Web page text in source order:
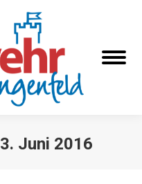
3. Juni 2016